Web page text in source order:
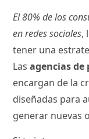
El 80% de los
en redes sociales,
tener una
Lasagencias de
encargan de la
diseñadas para
generar nuevas